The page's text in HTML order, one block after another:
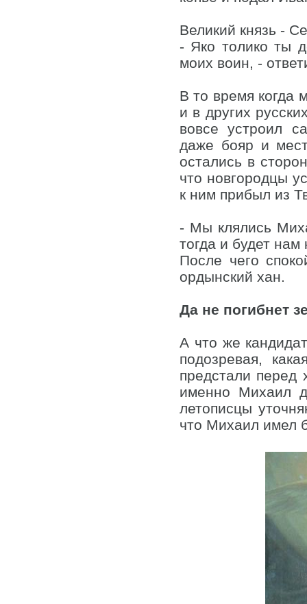
Великий князь -
- Яко толико ты
моих воин, -
В то время когда
и в других
вовсе устроил
даже бояр и
остались в
что новгородцы
к ним прибыл из
- Мы клялись
тогда и будет
После чего
ордынский хан.
Да не погибнет
А что же
подозревая,
предстали перед
именно Михаил
летописцы
что Михаил имел